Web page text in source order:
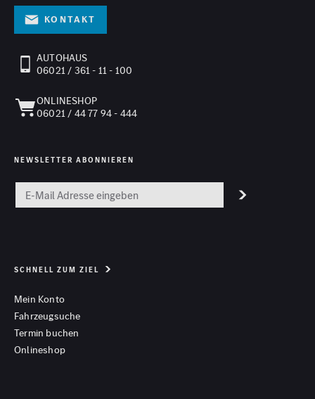
Kontakt
AUTOHAUS
06021 / 361 - 11 - 100
ONLINESHOP
06021 / 44 77 94 - 444
NEWSLETTER ABONNIEREN
SCHNELL ZUM ZIEL
Mein Konto
Fahrzeugsuche
Termin buchen
Onlineshop